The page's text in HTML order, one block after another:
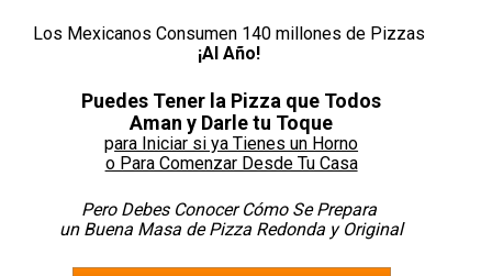
¡Al Año!
Puedes Tener la Pizza que Todos
para Iniciar si ya Tienes un Horno
o Para Comenzar Desde Tu Casa
Pero Debes Conocer Cómo Se Prepara
un Buena Masa de Pizza Redonda y Original